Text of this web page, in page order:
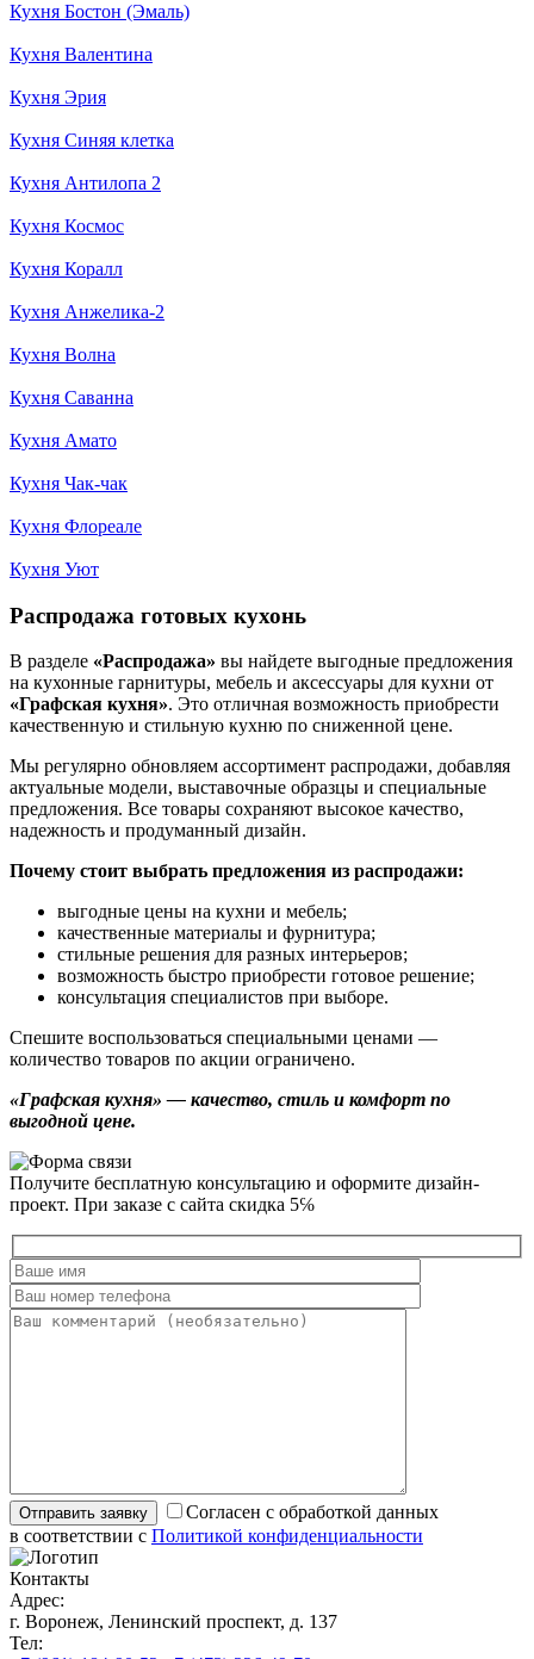
Кухня Бостон (Эмаль)
Кухня Валентина
Кухня Эрия
Кухня Синяя клетка
Кухня Антилопа 2
Кухня Космос
Кухня Коралл
Кухня Анжелика-2
Кухня Волна
Кухня Саванна
Кухня Амато
Кухня Чак-чак
Кухня Флореале
Кухня Уют
Распродажа готовых кухонь
В разделе «Распродажа» вы найдете выгодные предложения
на кухонные гарнитуры, мебель и аксессуары для кухни от
«Графская кухня». Это отличная возможность приобрести
качественную и стильную кухню по сниженной цене.
Мы регулярно обновляем ассортимент распродажи, добавляя
актуальные модели, выставочные образцы и специальные
предложения. Все товары сохраняют высокое качество,
надежность и продуманный дизайн.
Почему стоит выбрать предложения из распродажи:
выгодные цены на кухни и мебель;
качественные материалы и фурнитура;
стильные решения для разных интерьеров;
возможность быстро приобрести готовое решение;
консультация специалистов при выборе.
Спешите воспользоваться специальными ценами —
количество товаров по акции ограничено.
«Графская кухня» — качество, стиль и комфорт по
выгодной цене.
Получите бесплатную консультацию и оформите дизайн-
проект. При заказе с сайта скидка 5℅
Согласен с обработкой данных
в соответствии с Политикой конфиденциальности
Контакты
Адрес:
г. Воронеж, Ленинский проспект, д. 137
Тел: